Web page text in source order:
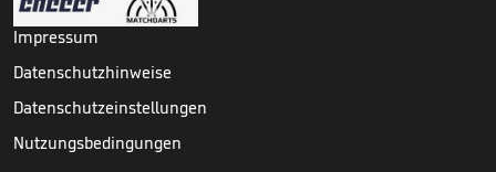
Impressum
Datenschutzhinweise
Datenschutzeinstellungen
Nutzungsbedingungen